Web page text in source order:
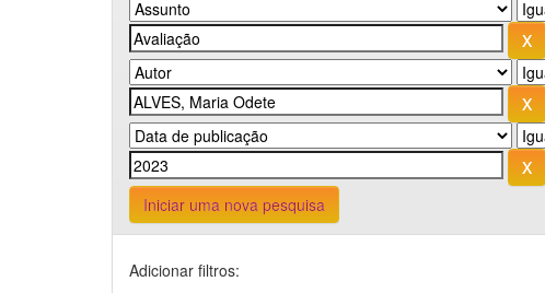
Iniciar uma nova pesquisa
Adicionar filtros: